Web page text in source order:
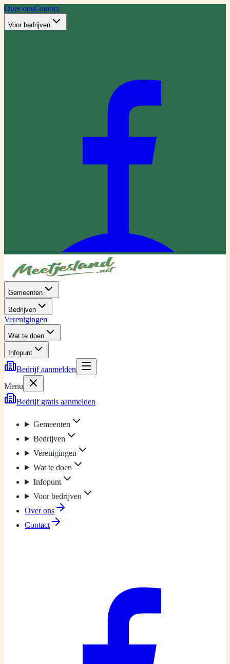
Over onsContact
Voor bedrijven
Gemeenten
Bedrijven
Verenigingen
Wat te doen
Infopunt
Bedrijf aanmelden
Menu
Bedrijf gratis aanmelden
Gemeenten
Bedrijven
Verenigingen
Wat te doen
Infopunt
Voor bedrijven
Over ons
Contact